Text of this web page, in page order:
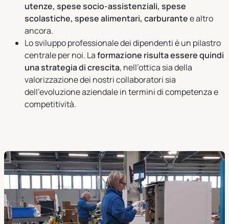
utenze, spese socio-assistenziali, spese
scolastiche, spese alimentari, carburantee altro
ancora.
Lo sviluppo professionale dei dipendenti è un pilastro
centrale per noi. Laformazione risulta essere quindi
una strategia di crescita, nell’ottica sia della
valorizzazione dei nostri collaboratori sia
dell’evoluzione aziendale in termini di competenza e
competitività.